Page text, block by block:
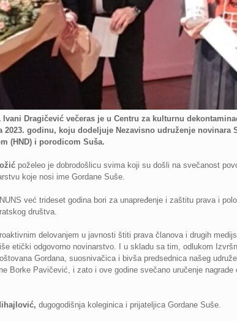
Ivani Dragičević večeras je u Centru za kulturnu
2023. godinu, koju dodeljuje Nezavisno udruženje novinara
(HND) i porodicom Suša.
poželeo je dobrodošlicu svima koji su došli na svečanost
koje nosi ime Gordane Suše.
već trideset godina bori za unapređenje i zaštitu prava i
društva.
delovanjem u javnosti štiti prava članova i drugih
etički odgovorno novinarstvo. I u skladu sa tim, odlukom
Gordana, suosnivačica i bivša predsednica našeg
Borke Pavičević, i zato i ove godine svečano uručenje
dugogodišnja koleginica i prijateljica Gordane Suše.